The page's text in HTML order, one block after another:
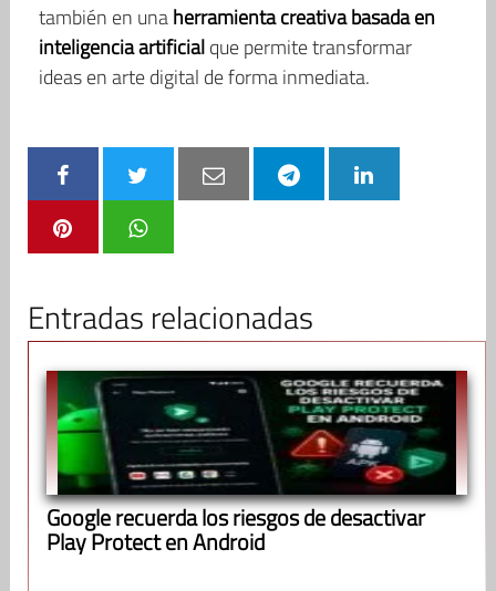
también en unaherramienta creativa basada en
inteligencia artificialque permite transformar
ideas en arte digital de forma inmediata.
Entradas relacionadas
Google recuerda los riesgos de desactivar
Play Protect en Android